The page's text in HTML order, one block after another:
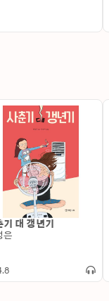
리 페트로스키)
팬』, 『핑거스
다인), 『바람의
이크의 어드벤처
았다. KBS 라디오
옥스퍼드 시간 여
향해 강하합니다.
대비 시스템을 직
접 확인하기 위해
습니다). 그리고
여행을 하는 역
수를 만들지 않
한 당신은 눈앞
기 대 갱년기
은